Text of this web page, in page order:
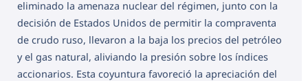
eliminado la amenaza nuclear del régimen, junto con la
decisión de Estados Unidos de permitir la compraventa
de crudo ruso, llevaron a la baja los precios del petróleo
y el gas natural, aliviando la presión sobre los índices
accionarios. Esta coyuntura favoreció la apreciación del